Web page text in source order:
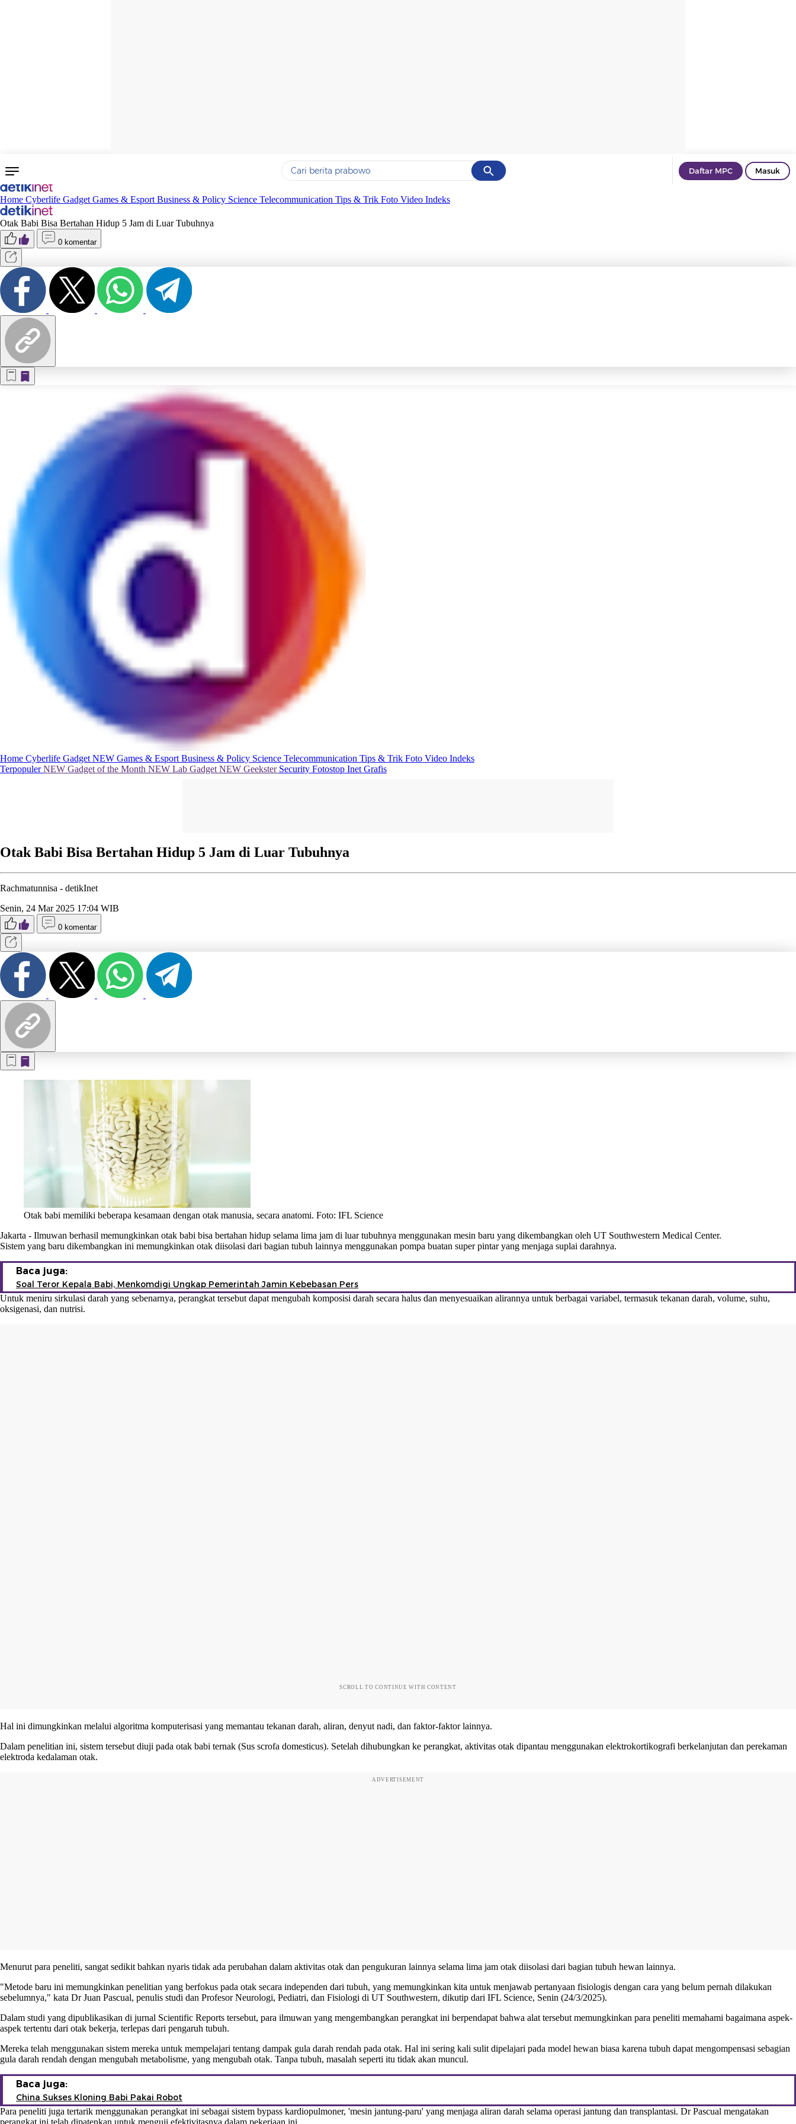
Cancel
Yang sedang ramai dicari
Terakhir yang dicari
Daftar MPC Masuk
Home Cyberlife Gadget Games & Esport Business & Policy Science Telecommunication Tips & Trik Foto Video Indeks
Otak Babi Bisa Bertahan Hidup 5 Jam di Luar Tubuhnya
0 komentar
Home Cyberlife Gadget NEW Games & Esport Business & Policy Science Telecommunication Tips & Trik Foto Video Indeks
TerpopulerNEW Gadget of the Month NEW Lab Gadget NEW Geekster Security Fotostop Inet Grafis
Otak Babi Bisa Bertahan Hidup 5 Jam di Luar Tubuhnya
Rachmatunnisa - detikInet
Senin, 24 Mar 2025 17:04 WIB
0 komentar
Otak babi memiliki beberapa kesamaan dengan otak manusia, secara anatomi. Foto: IFL Science
Jakarta - Ilmuwan berhasil memungkinkan otak babi bisa bertahan hidup selama lima jam di luar tubuhnya menggunakan mesin baru yang dikembangkan oleh UT Southwestern Medical Center.
Sistem yang baru dikembangkan ini memungkinkan otak diisolasi dari bagian tubuh lainnya menggunakan pompa buatan super pintar yang menjaga suplai darahnya.
Baca juga:
Soal Teror Kepala Babi, Menkomdigi Ungkap Pemerintah Jamin Kebebasan Pers
Untuk meniru sirkulasi darah yang sebenarnya, perangkat tersebut dapat mengubah komposisi darah secara halus dan menyesuaikan alirannya untuk berbagai variabel, termasuk tekanan darah, volume, suhu,
oksigenasi, dan nutrisi.
SCROLL TO CONTINUE WITH CONTENT
Hal ini dimungkinkan melalui algoritma komputerisasi yang memantau tekanan darah, aliran, denyut nadi, dan faktor-faktor lainnya.
Dalam penelitian ini, sistem tersebut diuji pada otak babi ternak (Sus scrofa domesticus). Setelah dihubungkan ke perangkat, aktivitas otak dipantau menggunakan elektrokortikografi berkelanjutan dan perekaman
elektroda kedalaman otak.
ADVERTISEMENT
Menurut para peneliti, sangat sedikit bahkan nyaris tidak ada perubahan dalam aktivitas otak dan pengukuran lainnya selama lima jam otak diisolasi dari bagian tubuh hewan lainnya.
"Metode baru ini memungkinkan penelitian yang berfokus pada otak secara independen dari tubuh, yang memungkinkan kita untuk menjawab pertanyaan fisiologis dengan cara yang belum pernah dilakukan
sebelumnya," kata Dr Juan Pascual, penulis studi dan Profesor Neurologi, Pediatri, dan Fisiologi di UT Southwestern, dikutip dari IFL Science, Senin (24/3/2025).
Dalam studi yang dipublikasikan di jurnal Scientific Reports tersebut, para ilmuwan yang mengembangkan perangkat ini berpendapat bahwa alat tersebut memungkinkan para peneliti memahami bagaimana aspek-
aspek tertentu dari otak bekerja, terlepas dari pengaruh tubuh.
Mereka telah menggunakan sistem mereka untuk mempelajari tentang dampak gula darah rendah pada otak. Hal ini sering kali sulit dipelajari pada model hewan biasa karena tubuh dapat mengompensasi sebagian
gula darah rendah dengan mengubah metabolisme, yang mengubah otak. Tanpa tubuh, masalah seperti itu tidak akan muncul.
Baca juga:
China Sukses Kloning Babi Pakai Robot
Para peneliti juga tertarik menggunakan perangkat ini sebagai sistem bypass kardiopulmoner, 'mesin jantung-paru' yang menjaga aliran darah selama operasi jantung dan transplantasi. Dr Pascual mengatakan
perangkat ini telah dipatenkan untuk menguji efektivitasnya dalam pekerjaan ini.